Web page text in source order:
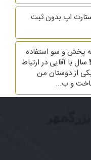
اپ بدون ثبت
پخش و سو استفاده
از صفحاتِ شخصی افراد هست. من 4 سال با آقایی در ارتباط
از دوستان من
ساخت و ب...